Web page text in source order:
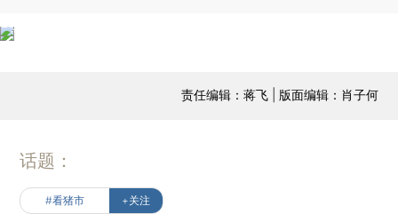
责任编辑：蒋飞 | 版面编辑：肖子何
话题：
#看猪市 +关注